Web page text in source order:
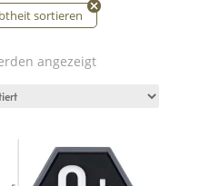
sortieren
angezeigtNach